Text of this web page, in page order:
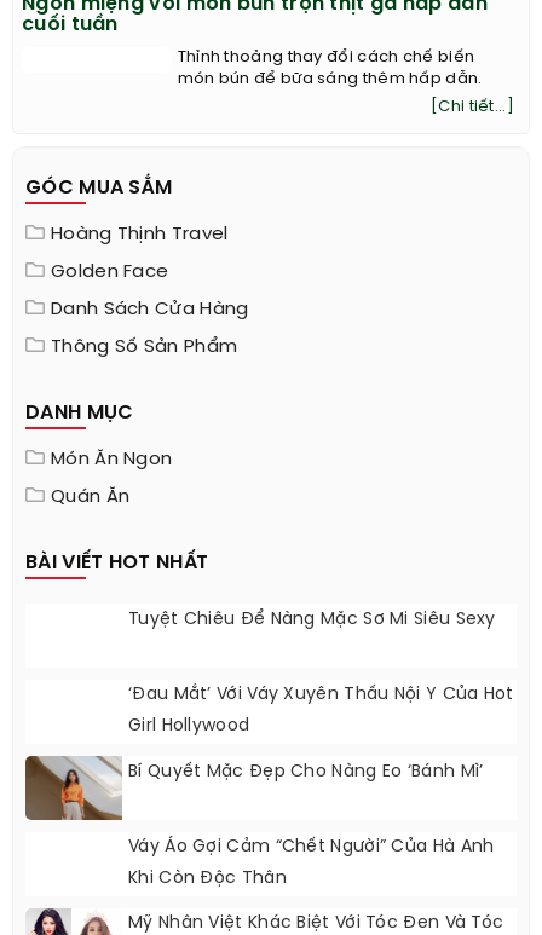
Ngon miệng với món bún trộn thịt gà hấp dẫn
cuối tuần
Thỉnh thoảng thay đổi cách chế biến
món bún để bữa sáng thêm hấp dẫn.
[Chi tiết...]
GÓC MUA SẮM
Hoàng Thịnh Travel
Golden Face
Danh Sách Cửa Hàng
Thông Số Sản Phẩm
DANH MỤC
Món Ăn Ngon
Quán Ăn
BÀI VIẾT HOT NHẤT
Tuyệt Chiêu Để Nàng Mặc Sơ Mi Siêu Sexy
‘Đau Mắt’ Với Váy Xuyên Thấu Nội Y Của Hot
Girl Hollywood
Bí Quyết Mặc Đẹp Cho Nàng Eo ‘bánh Mì’
Váy Áo Gợi Cảm “chết Người” Của Hà Anh
Khi Còn Độc Thân
Mỹ Nhân Việt Khác Biệt Với Tóc Đen Và Tóc